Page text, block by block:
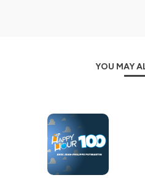
YOU MAY